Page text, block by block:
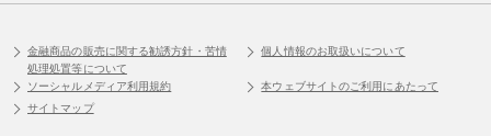
金融商品の販売に関する勧誘方針・苦情
処理処置等について
個人情報のお取扱いについて
ソーシャルメディア利用規約
本ウェブサイトのご利用にあたって
サイトマップ